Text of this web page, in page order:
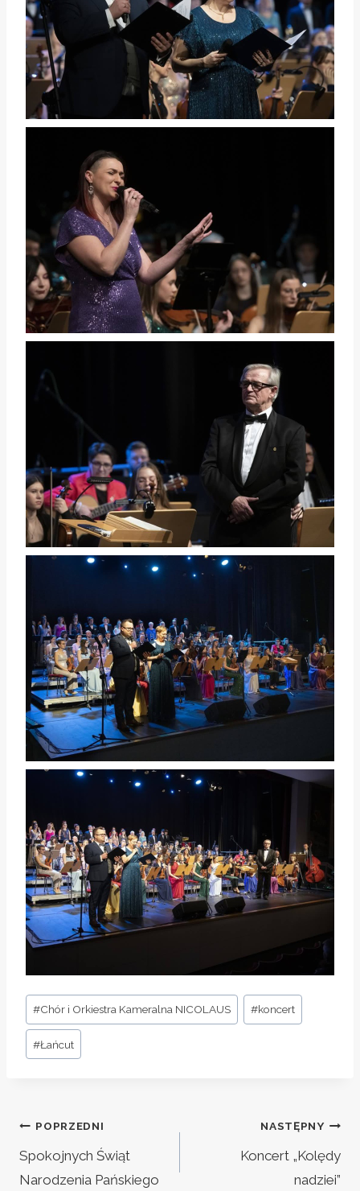
Tagi
wpisu:
#Chór i Orkiestra Kameralna NICOLAUS #koncert
#Łańcut
Nawigacja
wpisu
POPRZEDNI
Spokojnych Świąt
Narodzenia Pańskiego
NASTĘPNY
Koncert „Kolędy
nadziei”